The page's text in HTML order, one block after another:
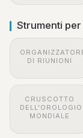
Strumenti
DI RIUNIONI
CRUSCOTTO
DELL'OROLOGIO
MONDIALE